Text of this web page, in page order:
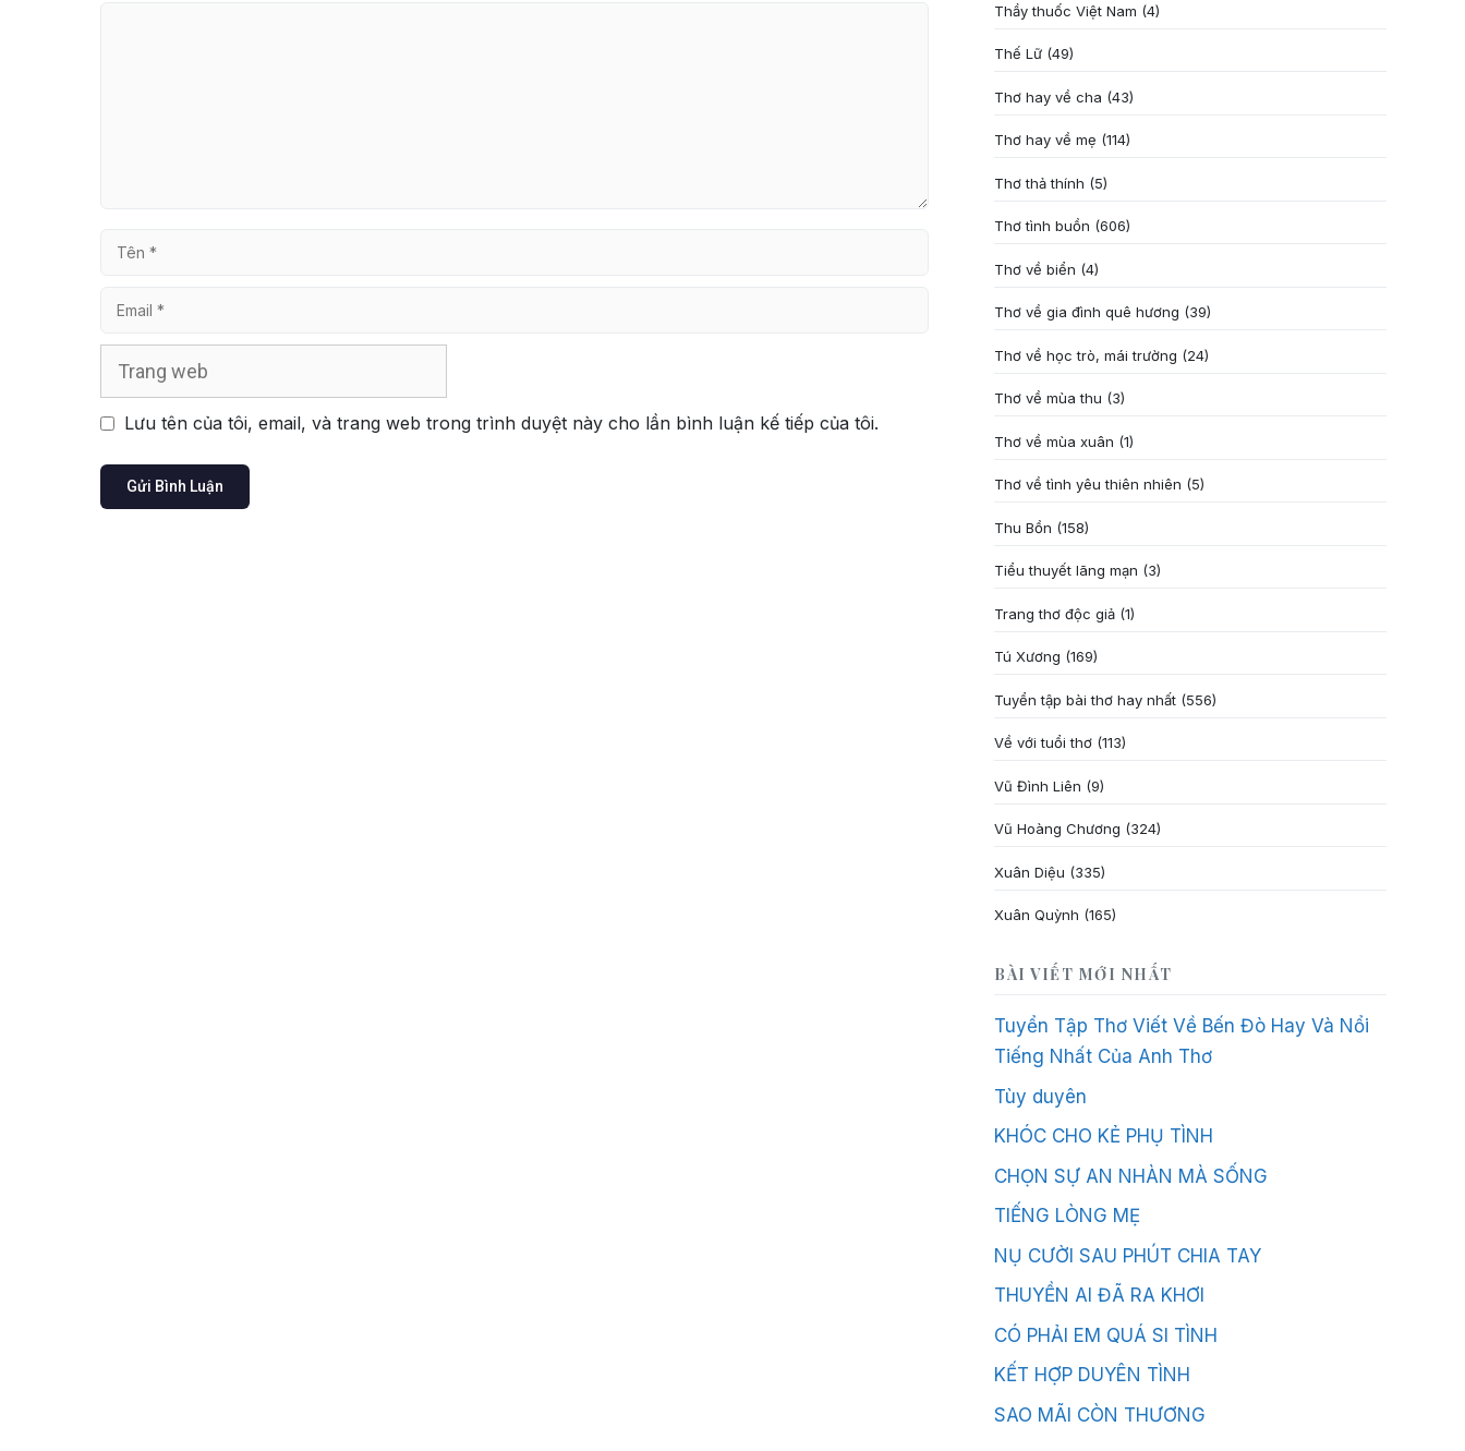
Tên
Email
Lưu tên của tôi, email, và trang web trong trình duyệt này cho lần bình luận kế tiếp của tôi.
Thầy thuốc Việt Nam (4)
Thế Lữ (49)
Thơ hay về cha (43)
Thơ hay về mẹ (114)
Thơ thả thính (5)
Thơ tình buồn (606)
Thơ về biển (4)
Thơ về gia đình quê hương (39)
Thơ về học trò, mái trường (24)
Thơ về mùa thu (3)
Thơ về mùa xuân (1)
Thơ về tình yêu thiên nhiên (5)
Thu Bồn (158)
Tiểu thuyết lãng mạn (3)
Trang thơ độc giả (1)
Tú Xương (169)
Tuyển tập bài thơ hay nhất (556)
Về với tuổi thơ (113)
Vũ Đình Liên (9)
Vũ Hoàng Chương (324)
Xuân Diệu (335)
Xuân Quỳnh (165)
BÀI VIẾT MỚI NHẤT
Tuyển Tập Thơ Viết Về Bến Đò Hay Và Nổi
Tiếng Nhất Của Anh Thơ
Tùy duyên
KHÓC CHO KẺ PHỤ TÌNH
CHỌN SỰ AN NHÀN MÀ SỐNG
TIẾNG LÒNG MẸ
NỤ CƯỜI SAU PHÚT CHIA TAY
THUYỀN AI ĐÃ RA KHƠI
CÓ PHẢI EM QUÁ SI TÌNH
KẾT HỢP DUYÊN TÌNH
SAO MÃI CÒN THƯƠNG